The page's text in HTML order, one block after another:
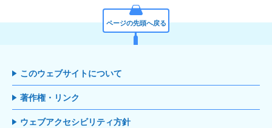
ページの先頭へ戻る
このウェブサイトについて
著作権・リンク
ウェブアクセシビリティ方針